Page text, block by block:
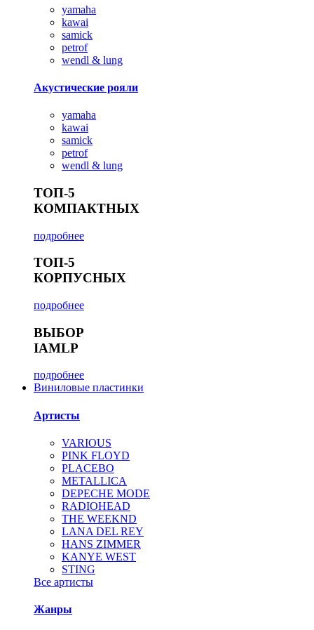
yamaha
kawai
samick
petrof
wendl & lung
Акустические рояли
yamaha
kawai
samick
petrof
wendl & lung
ТОП-5
КОМПАКТНЫХ
подробнее
ТОП-5
КОРПУСНЫХ
подробнее
ВЫБОР
IAMLP
подробнее
Виниловые пластинки
Артисты
VARIOUS
PINK FLOYD
PLACEBO
METALLICA
DEPECHE MODE
RADIOHEAD
THE WEEKND
LANA DEL REY
HANS ZIMMER
KANYE WEST
STING
Все артисты
Жанры